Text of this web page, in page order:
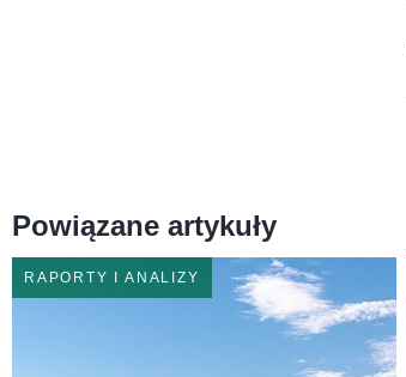
Powiązane artykuły
RAPORTY I ANALIZY